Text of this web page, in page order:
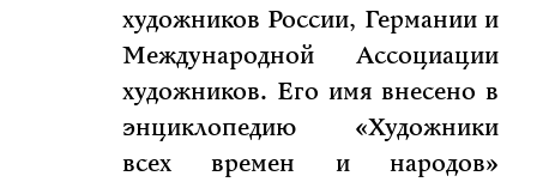
художников России, Германии и
Международной Ассоциации
художников. Его имя внесено в
энциклопедию «Художники
всех времен и народов»